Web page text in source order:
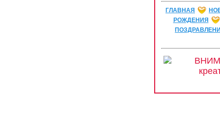
ГЛАВНАЯ
РОЖДЕНИЯ